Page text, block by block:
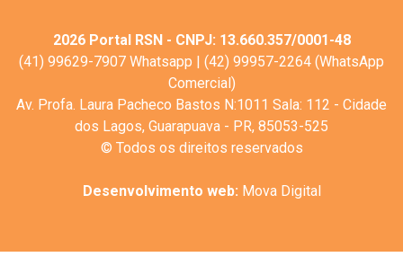
2026Portal RSN - CNPJ: 13.660.357/0001-48
(41) 99629-7907 Whatsapp | (42) 99957-2264 (WhatsApp
Comercial)
Av. Profa. Laura Pacheco Bastos N:1011 Sala: 112 - Cidade
dos Lagos, Guarapuava - PR, 85053-525
© Todos os direitos reservados
Desenvolvimento web: Mova Digital